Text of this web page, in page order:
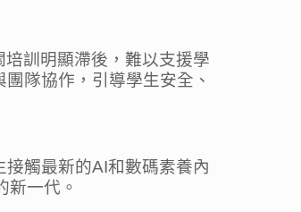
訓明顯滯後，難以支援學
隊協作，引導學生安全、
觸最新的AI和數碼素養內
一代。